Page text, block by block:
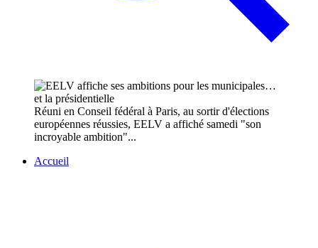
Réuni en Conseil fédéral à Paris, au sortir d'élections
européennes réussies, EELV a affiché samedi "son
incroyable ambition"...
Accueil